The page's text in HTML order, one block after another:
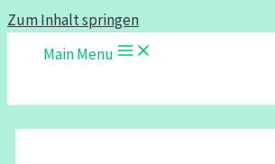
Zum Inhalt springen
Main Menu